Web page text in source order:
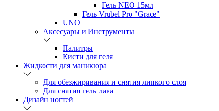
Гель NEO 15мл
Гель Vrubel Pro "Grace"
UNO
Аксесуары и Инструменты
Палитры
Кисти для геля
Жидкости для маникюра
Для обезжиривания и снятия липкого слоя
Для снятия гель-лака
Дизайн ногтей